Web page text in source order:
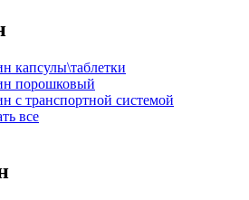
капсулы\таблетки
порошковый
с транспортной системой
все